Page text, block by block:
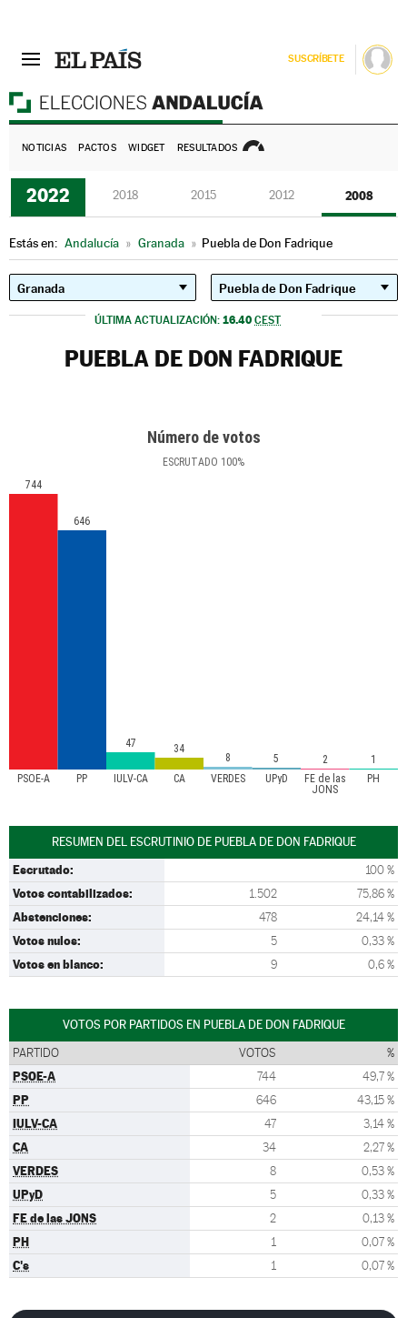
SUSCRÍBETE
NOTICIAS PACTOS WIDGET RESULTADOS
2022 2018 2015 2012 2008
Estás en: Andalucía » Granada » Puebla de Don Fadrique
ÚLTIMA ACTUALIZACIÓN: 16.40 CEST
PUEBLA DE DON FADRIQUE
Número de votos
ESCRUTADO 100%
PSOE-A PP IULV-CA CA VERDES UPyD
FE de las
JONS
PH
744
646
47 34
8 5 2 1
RESUMEN DEL ESCRUTINIO DE PUEBLA DE DON FADRIQUE
Escrutado: 100 %
Votos contabilizados: 1.502 75,86 %
Abstenciones: 478 24,14 %
Votos nulos: 5 0,33 %
Votos en blanco: 9 0,6 %
VOTOS POR PARTIDOS EN PUEBLA DE DON FADRIQUE
PARTIDO VOTOS %
PSOE-A 744 49,7 %
PP 646 43,15 %
IULV-CA 47 3,14 %
CA 34 2,27 %
VERDES 8 0,53 %
UPyD 5 0,33 %
FE de las JONS 2 0,13 %
PH 1 0,07 %
C's 1 0,07 %